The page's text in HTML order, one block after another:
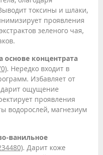
токсины и шлаки,
проявления
зеленого чая,
концентрата
. Нередко входит в
Избавляет от
дарит ощущение
проявления
водорослей, магнезиум
ванильное
. Дарит коже